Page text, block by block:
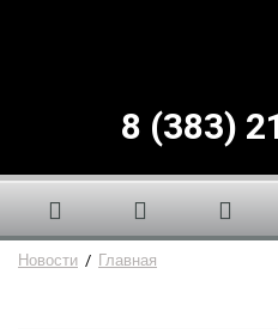
8 (383)
Новости / Главная